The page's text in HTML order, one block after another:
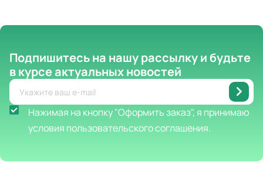
Подпишитесь на нашу рассылкуи будьте
в курсе актуальных новостей
Нажимая на кнопку "Оформить заказ", я принимаю
условия пользовательского соглашения.